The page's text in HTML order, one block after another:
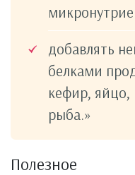
добавлять
белками
кефир, яйцо,
рыба.»
Полезное